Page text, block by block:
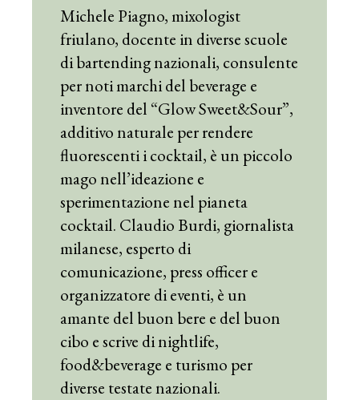
Michele Piagno, mixologist
friulano, docente in diverse scuole
di bartending nazionali, consulente
per noti marchi del beverage e
inventore del “Glow Sweet&Sour”,
additivo naturale per rendere
fluorescenti i cocktail, è un piccolo
mago nell’ideazione e
sperimentazione nel pianeta
cocktail. Claudio Burdi, giornalista
milanese, esperto di
comunicazione, press officer e
organizzatore di eventi, è un
amante del buon bere e del buon
cibo e scrive di nightlife,
food&beverage e turismo per
diverse testate nazionali.